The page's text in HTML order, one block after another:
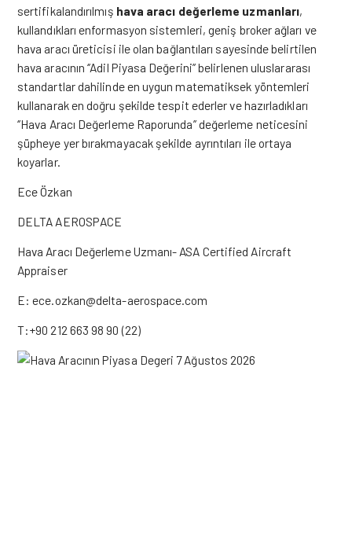
sertifikalandırılmış hava aracı değerleme uzmanları,
kullandıkları enformasyon sistemleri, geniş broker ağları ve
hava aracı üreticisi ile olan bağlantıları sayesinde belirtilen
hava aracının ‘’Adil Piyasa Değerini’’ belirlenen uluslararası
standartlar dahilinde en uygun matematiksek yöntemleri
kullanarak en doğru şekilde tespit ederler ve hazırladıkları
‘’Hava Aracı Değerleme Raporunda’’ değerleme neticesini
şüpheye yer bırakmayacak şekilde ayrıntıları ile ortaya
koyarlar.
Ece Özkan
DELTA AEROSPACE
Hava Aracı Değerleme Uzmanı- ASA Certified Aircraft
Appraiser
E: ece.ozkan@delta-aerospace.com
T:+90 212 663 98 90 (22)